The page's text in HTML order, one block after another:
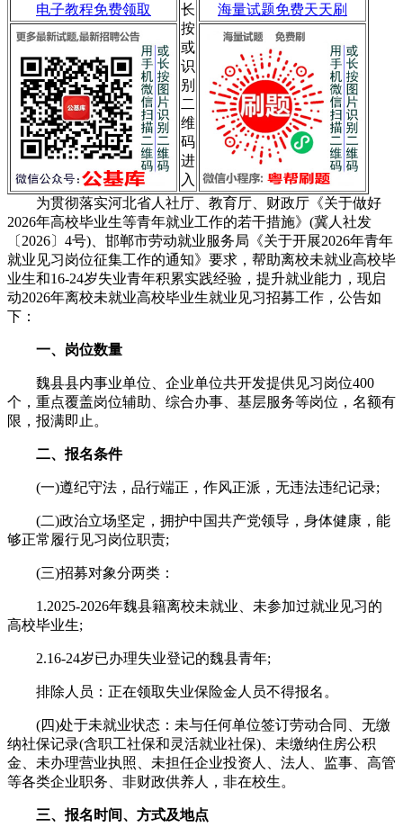
电子教程免费领取
长
按
或
识
别
二
维
码
进
入
海量试题免费天天刷
为贯彻落实河北省人社厅、教育厅、财政厅《关于做好
2026年高校毕业生等青年就业工作的若干措施》(冀人社发
〔2026〕4号)、邯郸市劳动就业服务局《关于开展2026年青年
就业见习岗位征集工作的通知》要求，帮助离校未就业高校毕
业生和16-24岁失业青年积累实践经验，提升就业能力，现启
动2026年离校未就业高校毕业生就业见习招募工作，公告如
下：
一、岗位数量
魏县县内事业单位、企业单位共开发提供见习岗位400
个，重点覆盖岗位辅助、综合办事、基层服务等岗位，名额有
限，报满即止。
二、报名条件
(一)遵纪守法，品行端正，作风正派，无违法违纪记录;
(二)政治立场坚定，拥护中国共产党领导，身体健康，能
够正常履行见习岗位职责;
(三)招募对象分两类：
1.2025-2026年魏县籍离校未就业、未参加过就业见习的
高校毕业生;
2.16-24岁已办理失业登记的魏县青年;
排除人员：正在领取失业保险金人员不得报名。
(四)处于未就业状态：未与任何单位签订劳动合同、无缴
纳社保记录(含职工社保和灵活就业社保)、未缴纳住房公积
金、未办理营业执照、未担任企业投资人、法人、监事、高管
等各类企业职务、非财政供养人，非在校生。
三、报名时间、方式及地点